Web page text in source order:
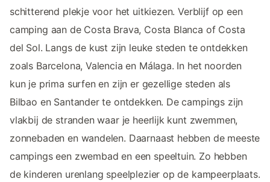
schitterend plekje voor het uitkiezen. Verblijf op een
camping aan de Costa Brava, Costa Blanca of Costa
del Sol. Langs de kust zijn leuke steden te ontdekken
zoals Barcelona, Valencia en Málaga. In het noorden
kun je prima surfen en zijn er gezellige steden als
Bilbao en Santander te ontdekken. De campings zijn
vlakbij de stranden waar je heerlijk kunt zwemmen,
zonnebaden en wandelen. Daarnaast hebben de meeste
campings een zwembad en een speeltuin. Zo hebben
de kinderen urenlang speelplezier op de kampeerplaats.